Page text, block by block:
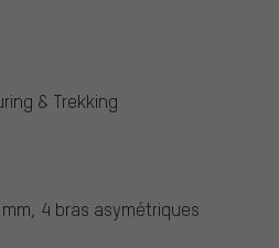
& Trekking
4 bras asymétriques